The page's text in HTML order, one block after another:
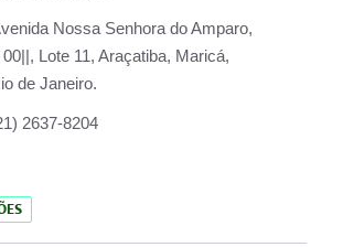
Nossa Senhora do Amparo,
Lote 11, Araçatiba, Maricá,
de Janeiro.
2637-8204